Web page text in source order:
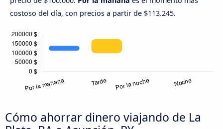
costoso del día, con precios a partir de $113.245.
Cómo ahorrar dinero viajando de La